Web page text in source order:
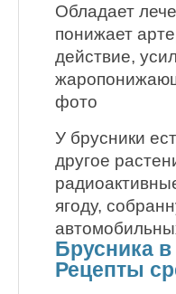
Обладает
понижает
действие,
фото
У брусники
другое
ягоду,
Брусника
Рецепты